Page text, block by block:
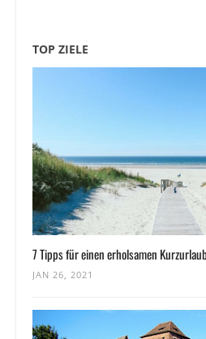
TOP ZIELE
7 Tipps für einen erholsamen
JAN 26, 2021